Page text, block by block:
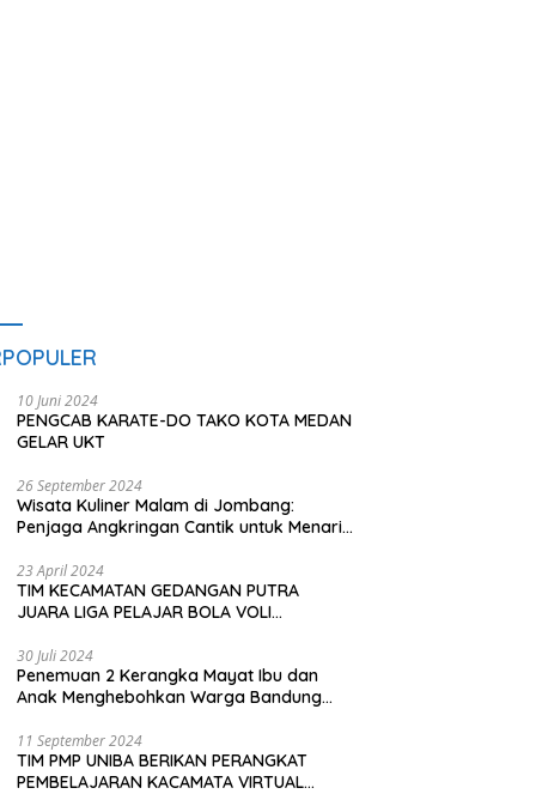
10 Juni 2024
PENGCAB KARATE-DO TAKO KOTA MEDAN
GELAR UKT
26 September 2024
Wisata Kuliner Malam di Jombang:
Penjaga Angkringan Cantik untuk Menarik
23 April 2024
TIM KECAMATAN GEDANGAN PUTRA
JUARA LIGA PELAJAR BOLA VOLI
30 Juli 2024
Penemuan 2 Kerangka Mayat Ibu dan
Anak Menghebohkan Warga Bandung
11 September 2024
TIM PMP UNIBA BERIKAN PERANGKAT
PEMBELAJARAN KACAMATA VIRTUAL